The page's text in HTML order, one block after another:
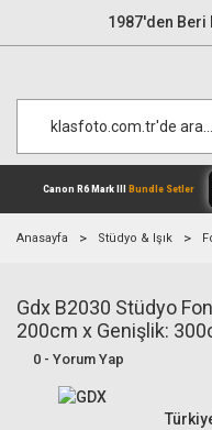
1987'den
Canon R6 Mark III
Anasayfa Stüdyo & Işık
Gdx B2030 Stüdyo
200cm x Genişlik:
0 - Yorum Yap